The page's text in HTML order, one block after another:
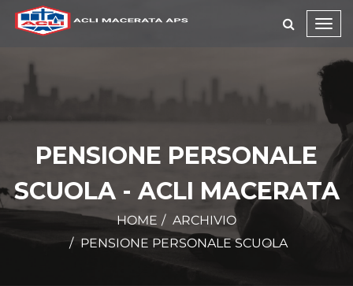
PENSIONE PERSONALE
SCUOLA - ACLI MACERATA
HOME
ARCHIVIO
PENSIONE PERSONALE SCUOLA